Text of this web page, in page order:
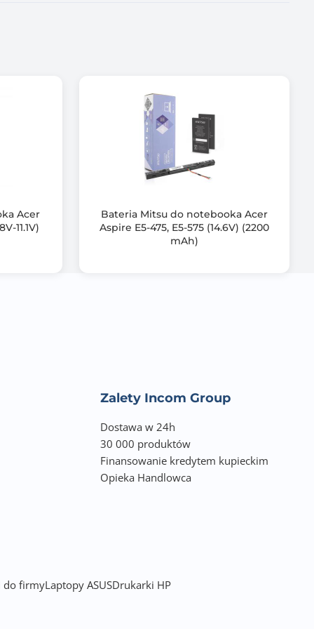
Acer
11.1V)
Bateria Mitsu do notebooka Acer
Aspire E5-475, E5-575 (14.6V) (2200
mAh)
Zalety Incom Group
Dostawa w 24h
30 000 produktów
Finansowanie kredytem kupieckim
Opieka Handlowca
do firmyLaptopy ASUSDrukarki HP